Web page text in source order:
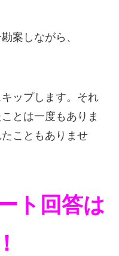
案しながら、
ップします。それ
とは一度もありま
こともありませ
ト回答は